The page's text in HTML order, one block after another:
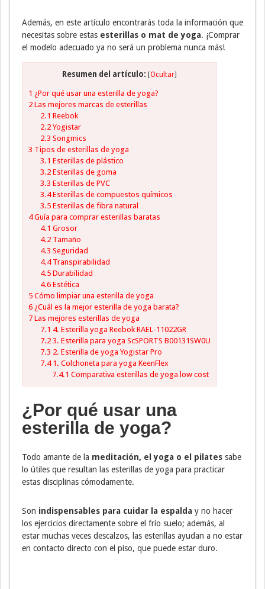
Además, en este artículo encontrarás toda la información que
necesitas sobre estas esterillas o mat de yoga. ¡Comprar
el modelo adecuado ya no será un problema nunca más!
Resumen del artículo: [Ocultar]
1 ¿Por qué usar una esterilla de yoga?
2 Las mejores marcas de esterillas
2.1 Reebok
2.2Yogistar
2.3 Songmics
3 Tipos de esterillas de yoga
3.1 Esterillas de plástico
3.2Esterillas de goma
3.3 Esterillas de PVC
3.4Esterillas de compuestos químicos
3.5Esterillas de fibra natural
4Guía para comprar esterillas baratas
4.1 Grosor
4.2Tamaño
4.3 Seguridad
4.4Transpirabilidad
4.5Durabilidad
4.6Estética
5 Cómo limpiar una esterilla de yoga
6 ¿Cuál es la mejor esterilla de yoga barata?
7 Las mejores esterillas de yoga
7.1 4. Esterilla yoga Reebok RAEL-11022GR
7.23. Esterilla para yoga ScSPORTS B00131SW0U
7.3 2. Esterilla de yoga Yogistar Pro
7.41. Colchoneta para yoga KeenFlex
7.4.1 Comparativa esterillas de yoga low cost
¿Por qué usar una
esterilla de yoga?
Todo amante de la meditación, el yoga o el pilates sabe
lo útiles que resultan las esterillas de yoga para practicar
estas disciplinas cómodamente.
Son indispensables para cuidar la espalda y no hacer
los ejercicios directamente sobre el frío suelo; además, al
estar muchas veces descalzos, las esterillas ayudan a no estar
en contacto directo con el piso, que puede estar duro.